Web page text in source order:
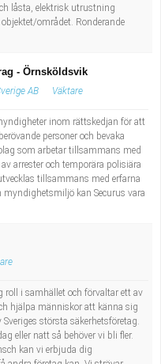
låsta, elektrisk utrustning
området. Ronderande
- Örnsköldsvik
AB Väktare
inom rättskedjan för att
personer och bevaka
som arbetar tillsammans med
arrester och temporära polisiära
tillsammans med erfarna
myndighetsmiljö kan Securus vara
roll i samhället och förvaltar ett av
hjälpa människor att känna sig
största säkerhetsföretag.
eller natt så behöver vi bli fler.
kan vi erbjuda dig